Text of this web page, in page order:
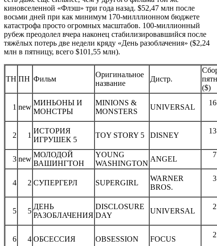
киновселенной «Флэш» три года назад. $52,47 млн после
восьми дней при как минимум 170-милллионном бюджете
катастрофа просто огромных масштабов. 100-миллионный
рубеж преодолел вчера наконец стабилизировавшийся после
тяжёлых потерь две недели кряду «День разоблачения» ($2,24
млн в пятницу, всего $101,55 млн).
ТН ПН Фильм
Оригинальное
название
Дистр.
($)
1 new
МИНЬОНЫ И
МОНСТРЫ
MINIONS &
MONSTERS
UNIVERSAL
2 1
ИСТОРИЯ
ИГРУШЕК 5
TOY STORY 5 DISNEY
3 new
МОЛОДОЙ
ВАШИНГТОН
YOUNG
WASHINGTON
ANGEL
4 2 СУПЕРГЕРЛ SUPERGIRL
WARNER
BROS.
5 5
ДЕНЬ
РАЗОБЛАЧЕНИЯ
DISCLOSURE
DAY
UNIVERSAL
6 4 ОБСЕССИЯ OBSESSION FOCUS